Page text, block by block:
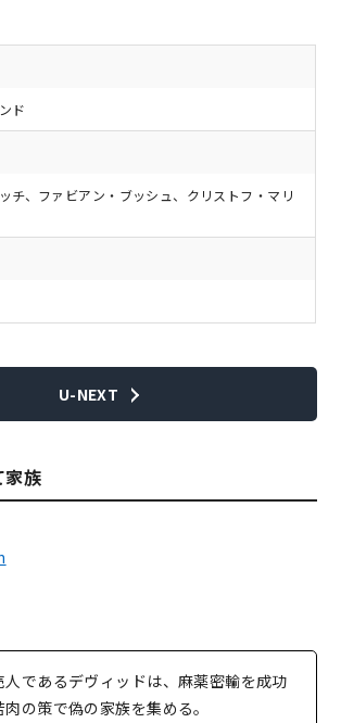
ド
チ、ファビアン・ブッシュ、クリストフ・マリ
U-NEXT
家族
人であるデヴィッドは、麻薬密輸を成功
の策で偽の家族を集める。